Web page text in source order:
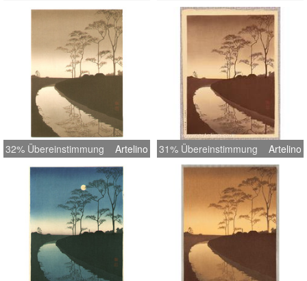
32% Übereinstimmung Artelino 31% Übereinstimmung Artelino